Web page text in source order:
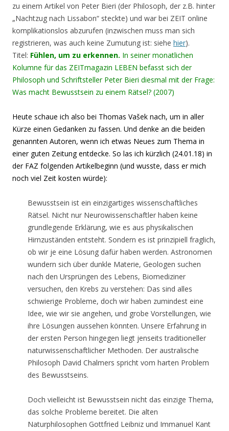
zu einem Artikel von Peter Bieri (der Philosoph, der z.B. hinter
„Nachtzug nach Lissabon“ steckte) und war bei ZEIT online
komplikationslos abzurufen (inzwischen muss man sich
registrieren, was auch keine Zumutung ist: siehe hier).
Titel: Fühlen, um zu erkennen. In seiner monatlichen
Kolumne für das ZEITmagazin LEBEN befasst sich der
Philosoph und Schriftsteller Peter Bieri diesmal mit der Frage:
Was macht Bewusstsein zu einem Rätsel? (2007)
Heute schaue ich also bei Thomas Vašek nach, um in aller
Kürze einen Gedanken zu fassen. Und denke an die beiden
genannten Autoren, wenn ich etwas Neues zum Thema in
einer guten Zeitung entdecke. So las ich kürzlich (24.01.18) in
der FAZ folgenden Artikelbeginn (und wusste, dass er mich
noch viel Zeit kosten würde):
Bewusstsein ist ein einzigartiges wissenschaftliches
Rätsel. Nicht nur Neurowissenschaftler haben keine
grundlegende Erklärung, wie es aus physikalischen
Hirnzuständen entsteht. Sondern es ist prinzipiell fraglich,
ob wir je eine Lösung dafür haben werden. Astronomen
wundern sich über dunkle Materie, Geologen suchen
nach den Ursprüngen des Lebens, Biomediziner
versuchen, den Krebs zu verstehen: Das sind alles
schwierige Probleme, doch wir haben zumindest eine
Idee, wie wir sie angehen, und grobe Vorstellungen, wie
ihre Lösungen aussehen könnten. Unsere Erfahrung in
der ersten Person hingegen liegt jenseits traditioneller
naturwissenschaftlicher Methoden. Der australische
Philosoph David Chalmers spricht vom harten Problem
des Bewusstseins.
Doch vielleicht ist Bewusstsein nicht das einzige Thema,
das solche Probleme bereitet. Die alten
Naturphilosophen Gottfried Leibniz und Immanuel Kant